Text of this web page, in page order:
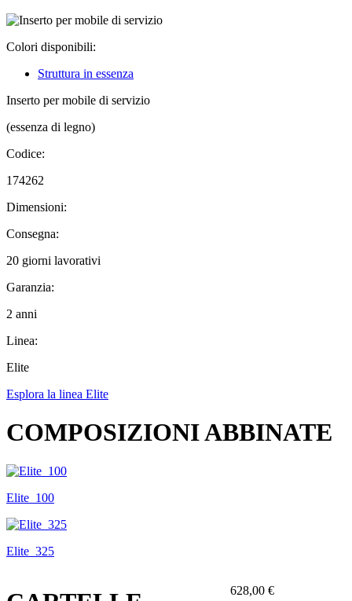
Colori disponibili:
Struttura in essenza
Inserto per mobile di servizio
(essenza di legno)
Codice:
174262
Dimensioni:
Consegna:
20 giorni lavorativi
Garanzia:
2 anni
Linea:
Elite
Esplora la linea Elite
COMPOSIZIONI ABBINATE
Elite_100
Elite_325
628,00 €